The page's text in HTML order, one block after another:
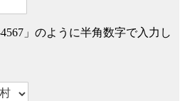
4567」のように半角数字で入力し